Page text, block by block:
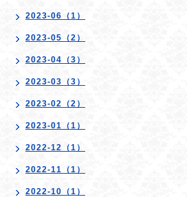
2023-06（1）
2023-05（2）
2023-04（3）
2023-03（3）
2023-02（2）
2023-01（1）
2022-12（1）
2022-11（1）
2022-10（1）